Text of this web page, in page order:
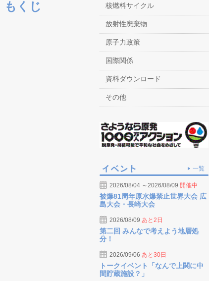
もくじ 核燃料サイクル
放射性廃棄物
原子力政策
国際関係
資料ダウンロード
その他
一覧
2026/08/04 ～2026/08/09 開催中
被爆81周年原水爆禁止世界大会 広
島大会・長崎大会
2026/08/09 あと2日
第二回 みんなで考えよう地層処
分！
2026/09/06 あと30日
トークイベント「なんで上関に中
間貯蔵施設？」